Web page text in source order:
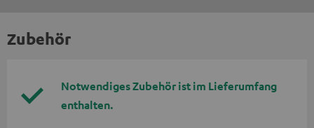
Zubehör
Notwendiges Zubehör ist im Lieferumfang
enthalten.